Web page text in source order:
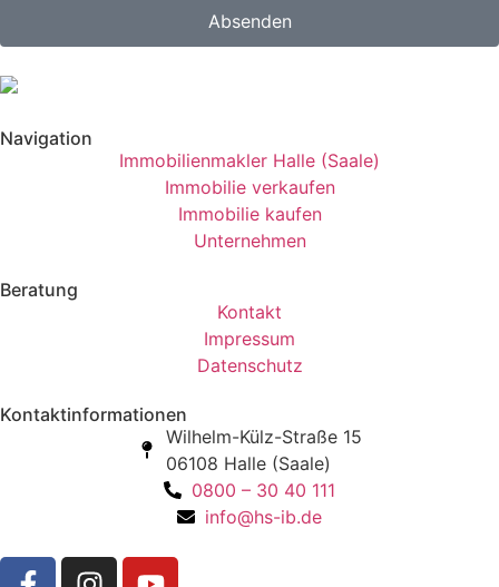
Absenden
Navigation
Immobilienmakler Halle (Saale)
Immobilie verkaufen
Immobilie kaufen
Unternehmen
Beratung
Kontakt
Impressum
Datenschutz
Kontaktinformationen
Wilhelm-Külz-Straße 15
06108 Halle (Saale)
0800 – 30 40 111
info@hs-ib.de